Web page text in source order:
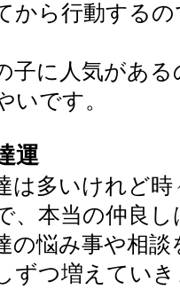
から行動する
に人気がある
いです。
運
多いけれど時
、本当の仲良
悩み事や相談
ずつ増えてい